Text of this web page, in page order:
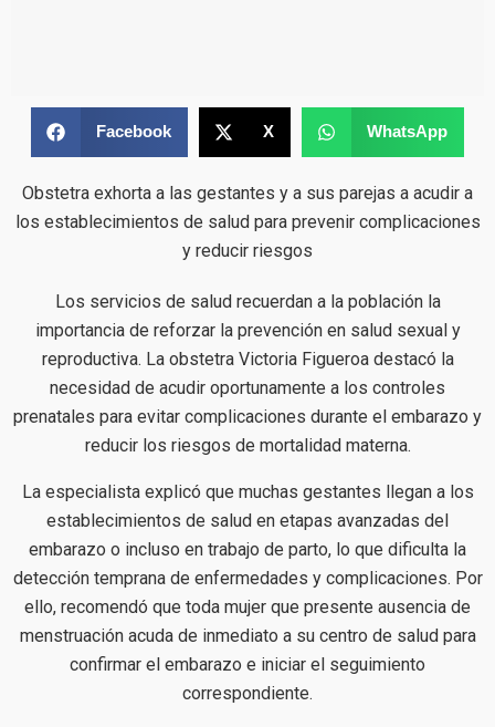
Facebook X WhatsApp
Obstetra exhorta a las gestantes y a sus parejas a acudir a
los establecimientos de salud para prevenir complicaciones
y reducir riesgos
Los servicios de salud recuerdan a la población la
importancia de reforzar la prevención en salud sexual y
reproductiva. La obstetra Victoria Figueroa destacó la
necesidad de acudir oportunamente a los controles
prenatales para evitar complicaciones durante el embarazo y
reducir los riesgos de mortalidad materna.
La especialista explicó que muchas gestantes llegan a los
establecimientos de salud en etapas avanzadas del
embarazo o incluso en trabajo de parto, lo que dificulta la
detección temprana de enfermedades y complicaciones. Por
ello, recomendó que toda mujer que presente ausencia de
menstruación acuda de inmediato a su centro de salud para
confirmar el embarazo e iniciar el seguimiento
correspondiente.